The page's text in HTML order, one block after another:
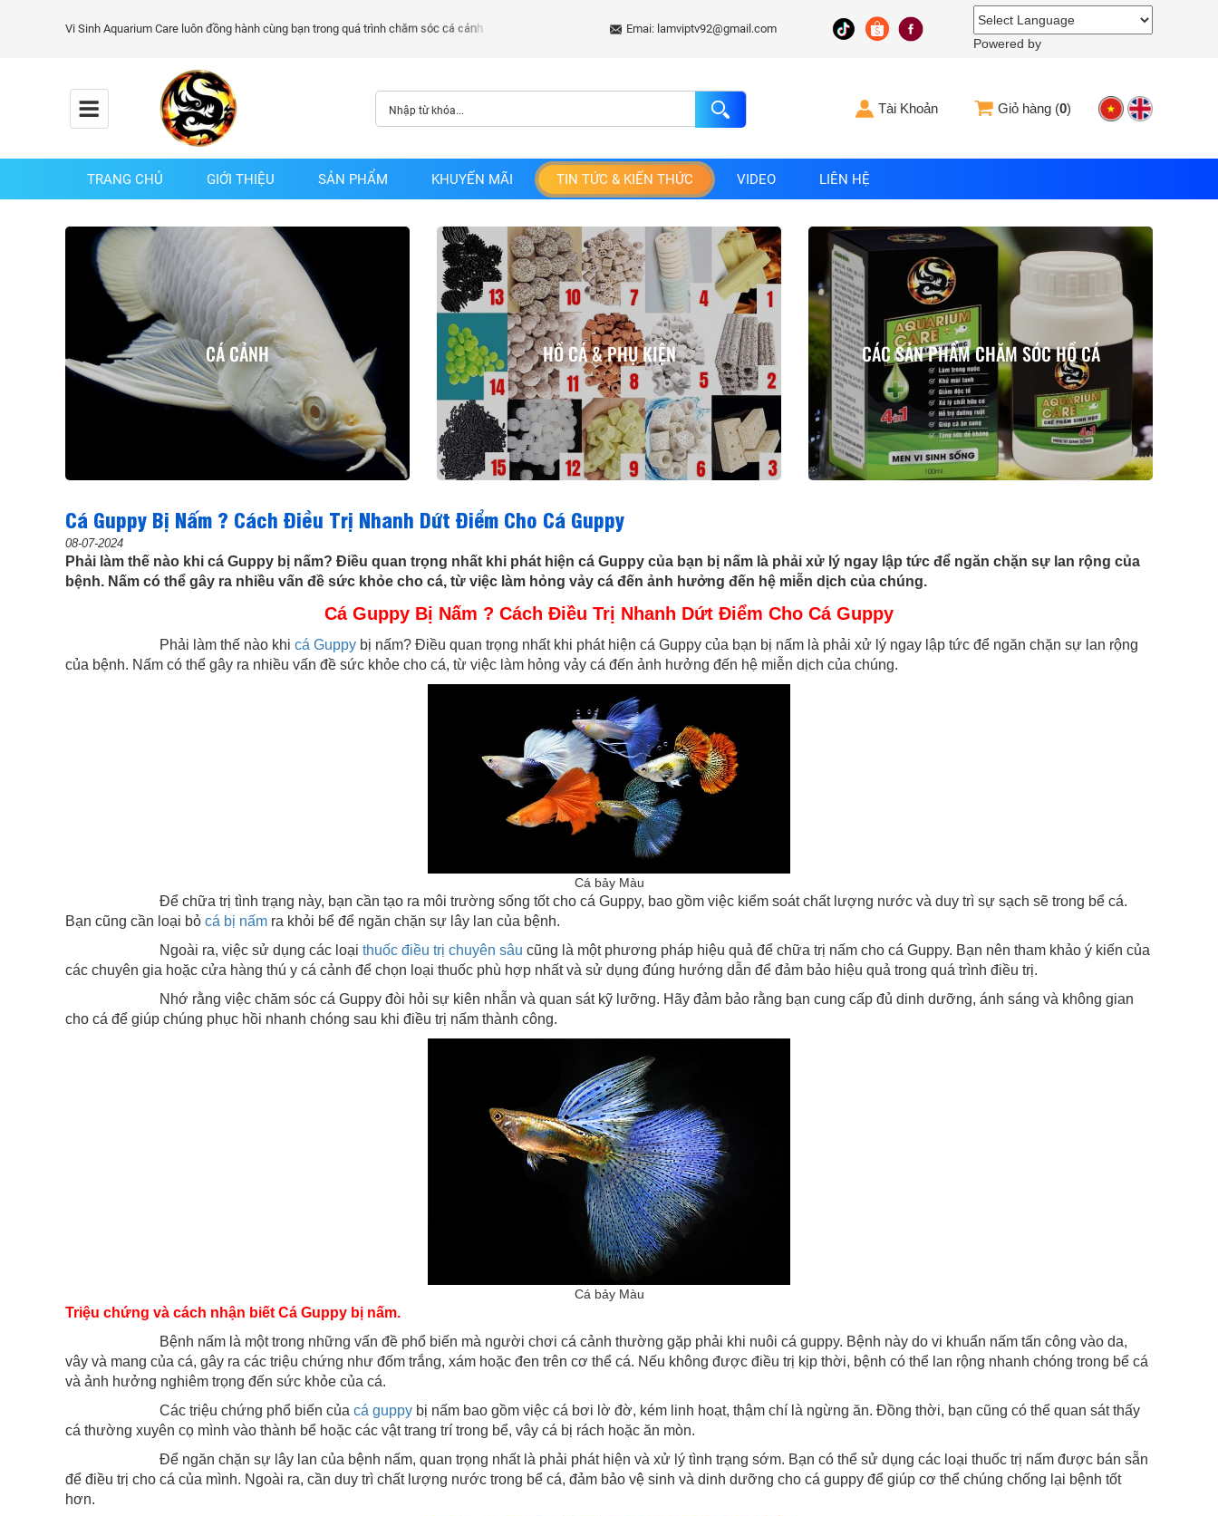
Emai: lamviptv92@gmail.com
Powered by
Tài Khoản Giỏ hàng (0)
TRANG CHỦ GIỚI THIỆU SẢN PHẨM KHUYẾN MÃI TIN TỨC & KIẾN THỨC VIDEO LIÊN HỆ
CÁ CẢNH HỒ CÁ & PHỤ KIỆN CÁC SẢN PHẨM CHĂM SÓC HỒ CÁ
Cá Guppy Bị Nấm ? Cách Điều Trị Nhanh Dứt Điểm Cho Cá Guppy
08-07-2024
Phải làm thế nào khi cá Guppy bị nấm? Điều quan trọng nhất khi phát hiện cá Guppy của bạn bị nấm là phải xử lý ngay lập tức để ngăn chặn sự lan rộng của
bệnh. Nấm có thể gây ra nhiều vấn đề sức khỏe cho cá, từ việc làm hỏng vảy cá đến ảnh hưởng đến hệ miễn dịch của chúng.
Cá Guppy Bị Nấm ? Cách Điều Trị Nhanh Dứt Điểm Cho Cá Guppy
Phải làm thế nào khi cá Guppy bị nấm? Điều quan trọng nhất khi phát hiện cá Guppy của bạn bị nấm là phải xử lý ngay lập tức để ngăn chặn sự lan rộng
của bệnh. Nấm có thể gây ra nhiều vấn đề sức khỏe cho cá, từ việc làm hỏng vảy cá đến ảnh hưởng đến hệ miễn dịch của chúng.
Cá bảy Màu
Để chữa trị tình trạng này, bạn cần tạo ra môi trường sống tốt cho cá Guppy, bao gồm việc kiểm soát chất lượng nước và duy trì sự sạch sẽ trong bể cá.
Bạn cũng cần loại bỏ cá bị nấm ra khỏi bể để ngăn chặn sự lây lan của bệnh.
Ngoài ra, việc sử dụng các loại thuốc điều trị chuyên sâu cũng là một phương pháp hiệu quả để chữa trị nấm cho cá Guppy. Bạn nên tham khảo ý kiến của
các chuyên gia hoặc cửa hàng thú y cá cảnh để chọn loại thuốc phù hợp nhất và sử dụng đúng hướng dẫn để đảm bảo hiệu quả trong quá trình điều trị.
Nhớ rằng việc chăm sóc cá Guppy đòi hỏi sự kiên nhẫn và quan sát kỹ lưỡng. Hãy đảm bảo rằng bạn cung cấp đủ dinh dưỡng, ánh sáng và không gian
cho cá để giúp chúng phục hồi nhanh chóng sau khi điều trị nấm thành công.
Cá bảy Màu
Triệu chứng và cách nhận biết Cá Guppy bị nấm.
Bệnh nấm là một trong những vấn đề phổ biến mà người chơi cá cảnh thường gặp phải khi nuôi cá guppy. Bệnh này do vi khuẩn nấm tấn công vào da,
vây và mang của cá, gây ra các triệu chứng như đốm trắng, xám hoặc đen trên cơ thể cá. Nếu không được điều trị kịp thời, bệnh có thể lan rộng nhanh chóng trong bể cá
và ảnh hưởng nghiêm trọng đến sức khỏe của cá.
Các triệu chứng phổ biến của cá guppy bị nấm bao gồm việc cá bơi lờ đờ, kém linh hoạt, thậm chí là ngừng ăn. Đồng thời, bạn cũng có thể quan sát thấy
cá thường xuyên cọ mình vào thành bể hoặc các vật trang trí trong bể, vây cá bị rách hoặc ăn mòn.
Để ngăn chặn sự lây lan của bệnh nấm, quan trọng nhất là phải phát hiện và xử lý tình trạng sớm. Bạn có thể sử dụng các loại thuốc trị nấm được bán sẵn
để điều trị cho cá của mình. Ngoài ra, cần duy trì chất lượng nước trong bể cá, đảm bảo vệ sinh và dinh dưỡng cho cá guppy để giúp cơ thể chúng chống lại bệnh tốt
hơn.